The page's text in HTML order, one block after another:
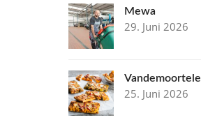
Mewa
29. Juni 2026
Vandemoortele
25. Juni 2026